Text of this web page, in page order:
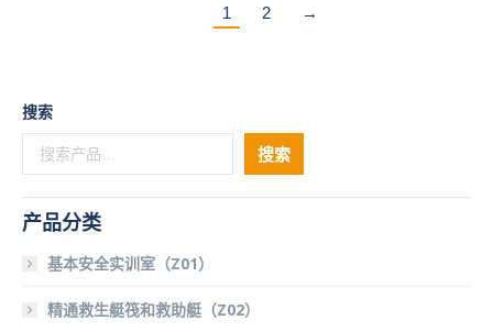
1 2 →
搜索
搜索
产品分类
基本安全实训室（Z01）
精通救生艇筏和救助艇（Z02）